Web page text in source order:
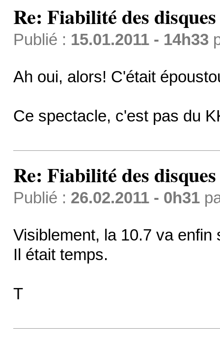
Re: Fiabilité des
Publié : 15.01.2011 - 14h33
Ah oui, alors! C'était
Ce spectacle, c'est pas du
Re: Fiabilité des
Publié : 26.02.2011 - 0h31
Visiblement, la 10.7 va
Il était temps.
T